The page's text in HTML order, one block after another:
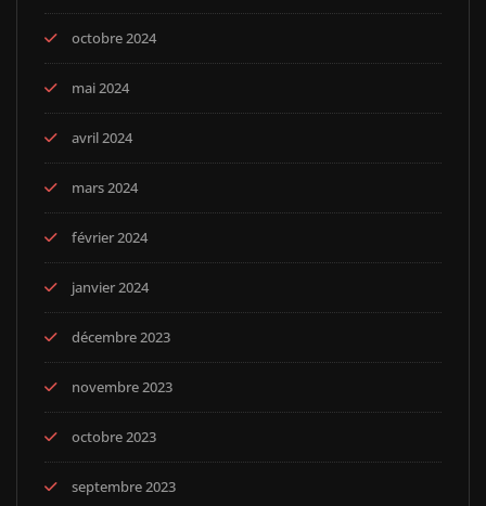
octobre 2024
mai 2024
avril 2024
mars 2024
février 2024
janvier 2024
décembre 2023
novembre 2023
octobre 2023
septembre 2023